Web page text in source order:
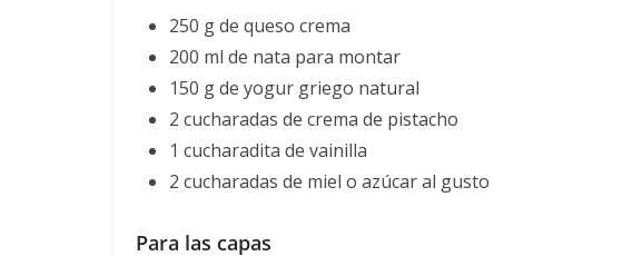
250 g de queso crema
200 ml de nata para montar
150 g de yogur griego natural
2 cucharadas de crema de pistacho
1 cucharadita de vainilla
2 cucharadas de miel o azúcar al gusto
Para las capas